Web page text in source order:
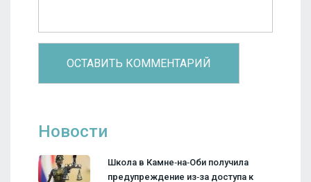
Новости
Школа в Камне‑на‑Оби получила
предупреждение из‑за доступа к